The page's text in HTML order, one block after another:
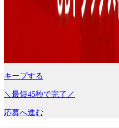
キープする
＼最短45秒で完了／
応募へ進む